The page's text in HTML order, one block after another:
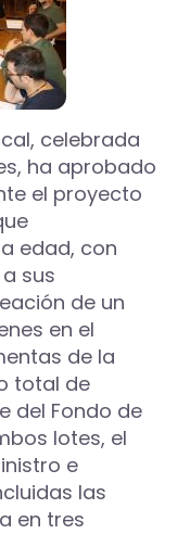
celebrada
ha aprobado
el proyecto
edad, con
sus
de un
en el
de la
total de
del Fondo de
lotes, el
e
las
en tres